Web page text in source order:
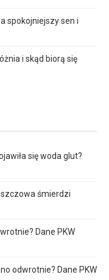
spokojniejszy sen i
i skąd biorą się
się woda glut?
śmierdzi
Dane PKW
odwrotnie? Dane PKW